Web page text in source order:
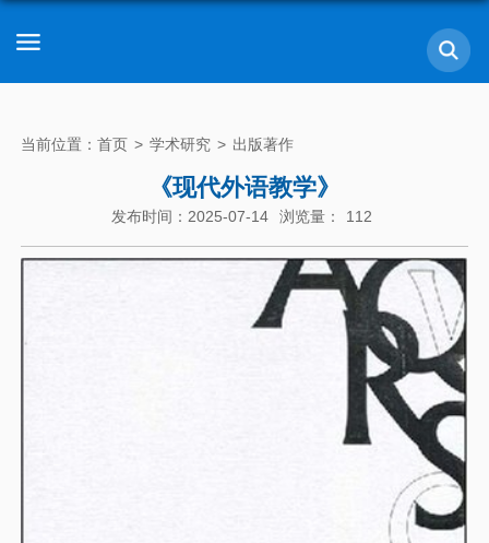
当前位置： 首页 > 学术研究 > 出版著作
《现代外语教学》
发布时间：2025-07-14 浏览量： 112